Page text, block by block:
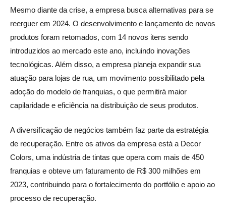
Mesmo diante da crise, a empresa busca alternativas para se
reerguer em 2024. O desenvolvimento e lançamento de novos
produtos foram retomados, com 14 novos itens sendo
introduzidos ao mercado este ano, incluindo inovações
tecnológicas. Além disso, a empresa planeja expandir sua
atuação para lojas de rua, um movimento possibilitado pela
adoção do modelo de franquias, o que permitirá maior
capilaridade e eficiência na distribuição de seus produtos.
A diversificação de negócios também faz parte da estratégia
de recuperação. Entre os ativos da empresa está a Decor
Colors, uma indústria de tintas que opera com mais de 450
franquias e obteve um faturamento de R$ 300 milhões em
2023, contribuindo para o fortalecimento do portfólio e apoio ao
processo de recuperação.